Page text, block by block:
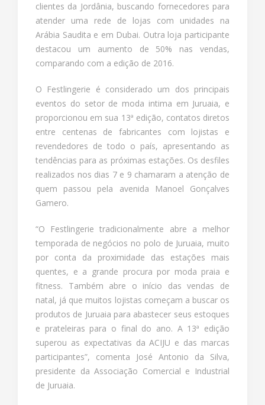
clientes da Jordânia, buscando fornecedores para
atender uma rede de lojas com unidades na
Arábia Saudita e em Dubai. Outra loja participante
destacou um aumento de 50% nas vendas,
comparando com a edição de 2016.
O Festlingerie é considerado um dos principais
eventos do setor de moda intima em Juruaia, e
proporcionou em sua 13ª edição, contatos diretos
entre centenas de fabricantes com lojistas e
revendedores de todo o país, apresentando as
tendências para as próximas estações. Os desfiles
realizados nos dias 7 e 9 chamaram a atenção de
quem passou pela avenida Manoel Gonçalves
Gamero.
“O Festlingerie tradicionalmente abre a melhor
temporada de negócios no polo de Juruaia, muito
por conta da proximidade das estações mais
quentes, e a grande procura por moda praia e
fitness. Também abre o início das vendas de
natal, já que muitos lojistas começam a buscar os
produtos de Juruaia para abastecer seus estoques
e prateleiras para o final do ano. A 13ª edição
superou as expectativas da ACIJU e das marcas
participantes”, comenta José Antonio da Silva,
presidente da Associação Comercial e Industrial
de Juruaia.